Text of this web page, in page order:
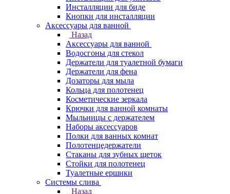
Инсталляции для биде
Кнопки для инсталляции
Аксессуары для ванной
Назад
Аксессуары для ванной
Водосгоны для стекол
Держатели для туалетной бумаги
Держатели для фена
Дозаторы для мыла
Кольца для полотенец
Косметические зеркала
Крючки для ванной комнаты
Мыльницы с держателем
Наборы аксессуаров
Полки для ванных комнат
Полотенцедержатели
Стаканы для зубных щеток
Стойки для полотенец
Туалетные ершики
Системы слива
Назад